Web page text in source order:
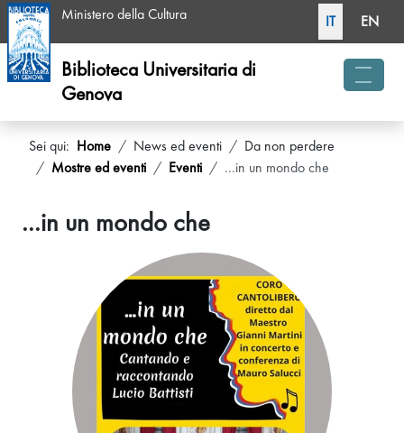
Ministero della Cultura Seleziona la tua
IT EN
Biblioteca Universitaria di
Genova
menu
Sei qui: Home News ed eventi
Da non perdere
Mostre ed eventi
Eventi ...in un mondo che
...in un mondo che